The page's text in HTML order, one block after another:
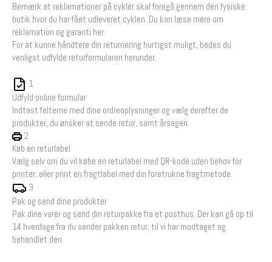
Bemærk at reklamationer på cykler skal foregå gennem den fysiske
butik hvor du har fået udleveret cyklen. Du kan læse mere om
reklamation og garanti her.
For at kunne håndtere din returnering hurtigst muligt, bedes du
venligst udfylde returformularen herunder.
1
Udfyld online formular
Indtast felterne med dine ordreoplysninger og vælg derefter de
produkter, du ønsker at sende retur, samt årsagen.
2
Køb en returlabel
Vælg selv om du vil købe en returlabel med QR-kode uden behov for
printer, eller print en fragtlabel med din foretrukne fragtmetode.
3
Pak og send dine produkter
Pak dine varer og send din returpakke fra et posthus. Der kan gå op til
14 hverdage fra du sender pakken retur, til vi har modtaget og
behandlet den.